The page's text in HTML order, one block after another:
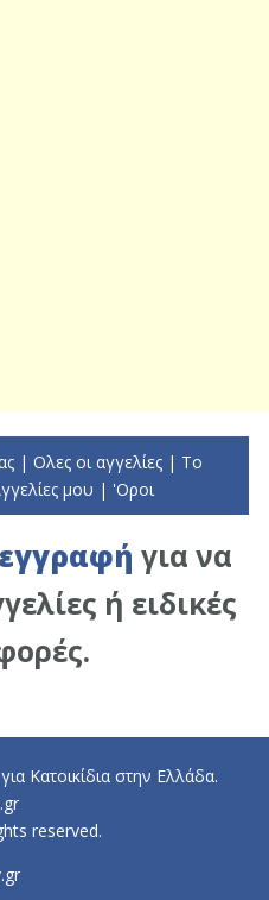
| Ολες οι αγγελίες | To
μου | 'Οροι
για να
ή ειδικές
Κατοικίδια στην Ελλάδα.
reserved.